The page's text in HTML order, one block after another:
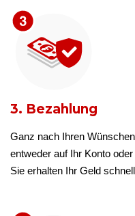
3. Bezahlung
Ganz nach Ihren
entweder auf Ihr Konto
Sie erhalten Ihr Geld